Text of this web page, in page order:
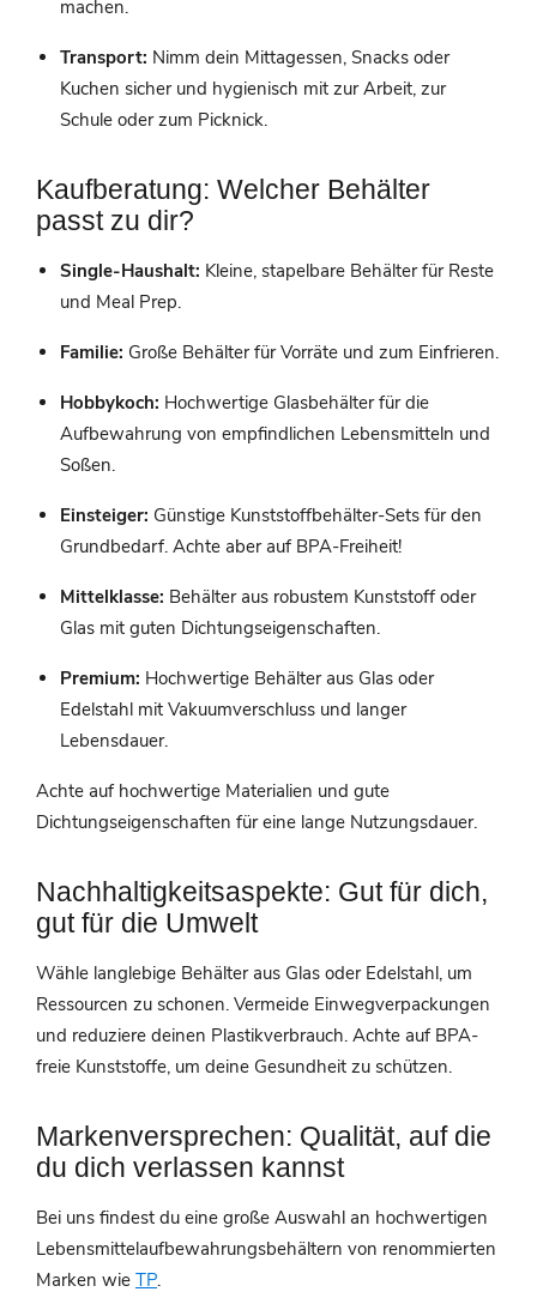
machen.
Transport: Nimm dein Mittagessen, Snacks oder
Kuchen sicher und hygienisch mit zur Arbeit, zur
Schule oder zum Picknick.
Kaufberatung: Welcher Behälter
passt zu dir?
Single-Haushalt: Kleine, stapelbare Behälter für Reste
und Meal Prep.
Familie: Große Behälter für Vorräte und zum Einfrieren.
Hobbykoch: Hochwertige Glasbehälter für die
Aufbewahrung von empfindlichen Lebensmitteln und
Soßen.
Einsteiger: Günstige Kunststoffbehälter-Sets für den
Grundbedarf. Achte aber auf BPA-Freiheit!
Mittelklasse: Behälter aus robustem Kunststoff oder
Glas mit guten Dichtungseigenschaften.
Premium: Hochwertige Behälter aus Glas oder
Edelstahl mit Vakuumverschluss und langer
Lebensdauer.
Achte auf hochwertige Materialien und gute
Dichtungseigenschaften für eine lange Nutzungsdauer.
Nachhaltigkeitsaspekte: Gut für dich,
gut für die Umwelt
Wähle langlebige Behälter aus Glas oder Edelstahl, um
Ressourcen zu schonen. Vermeide Einwegverpackungen
und reduziere deinen Plastikverbrauch. Achte auf BPA-
freie Kunststoffe, um deine Gesundheit zu schützen.
Markenversprechen: Qualität, auf die
du dich verlassen kannst
Bei uns findest du eine große Auswahl an hochwertigen
Lebensmittelaufbewahrungsbehältern von renommierten
Marken wie TP.